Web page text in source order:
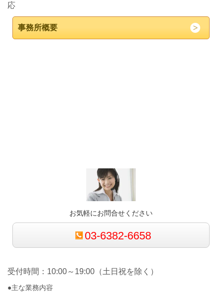
応
事務所概要
お気軽にお問合せください
03-6382-6658
受付時間：10:00～19:00（土日祝を除く）
●主な業務内容